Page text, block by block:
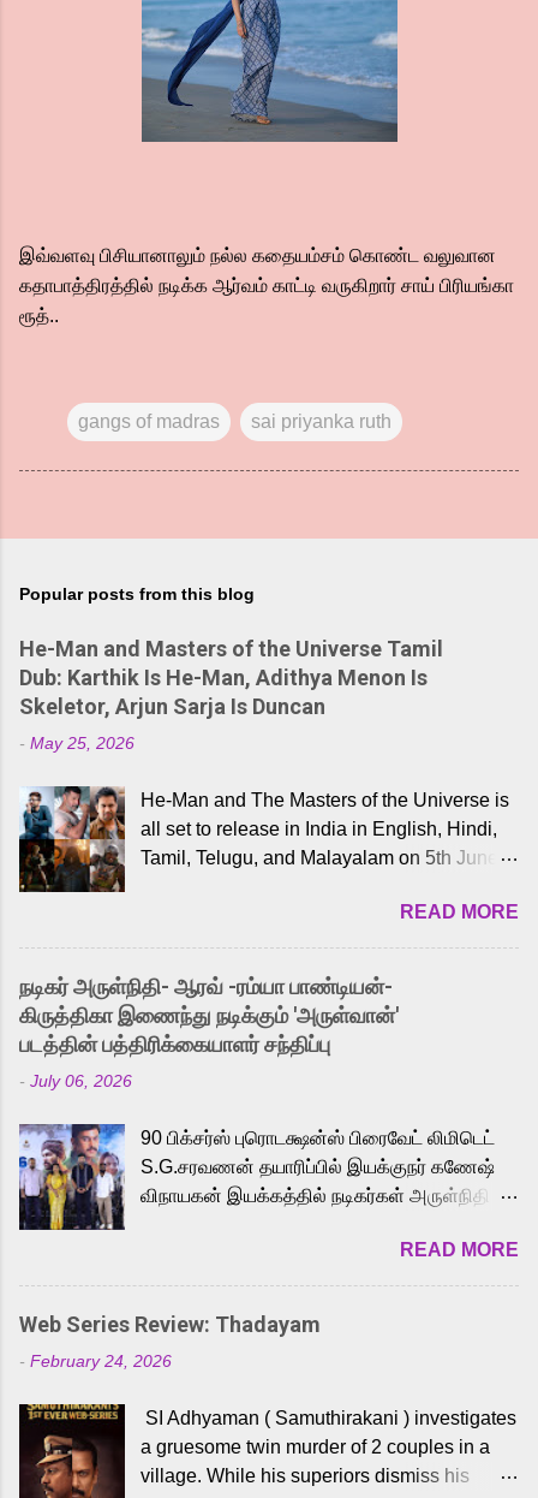
இவ்வளவு பிசியானாலும் நல்ல கதையம்சம் கொண்ட வலுவான
கதாபாத்திரத்தில் நடிக்க ஆர்வம் காட்டி வருகிறார் சாய் பிரியங்கா
ரூத்..
gangs of madras sai priyanka ruth
Popular posts from this blog
He-Man and Masters of the Universe Tamil
Dub: Karthik Is He-Man, Adithya Menon Is
Skeletor, Arjun Sarja Is Duncan
- May 25, 2026
He-Man and The Masters of the Universe is
all set to release in India in English, Hindi,
Tamil, Telugu, and Malayalam on 5th June,
received a lot of love from cult He-Man fans
and offered audiences an exciting glimpse
into the world of Eternia, the recently
released Tamil trailer has also generated
strong excitement among Tamil audiences.
Adding to the growing buzz is the film’s
to the iconic superhero He-Man. Known for
memorable songs like “Behene De” from
Raavan, “Oru Maalai” from Ghajini, and
loved for his versatile voice and strong
command over multiple languages, making
him a strong fit for the legendary character.
cinema, voices the menacing Skeletor
across the Tamil, Malayalam, and Telugu
versions. Joining them is Action King Arjun...
READ MORE
நடிகர் அருள்நிதி- ஆரவ் -ரம்யா பாண்டியன்-
கிருத்திகா இணைந்து நடிக்கும் 'அருள்வான்'
படத்தின் பத்திரிக்கையாளர் சந்திப்பு
- July 06, 2026
90 பிக்சர்ஸ் புரொடக்ஷன்ஸ் பிரைவேட் லிமிடெட்
S.G.சரவணன் தயாரிப்பில் இயக்குநர் கணேஷ்
விநாயகன் இயக்கத்தில் நடிகர்கள் அருள்நிதி -
முக்கிய வேடத்தில் இணைந்து நடித்திருக்கும்
'அருள்வான்' திரைப்படத்தினை
பத்திரிக்கையாளர் சந்திப்பு சென்னையில்
நடைபெற்றது. இயக்குநர் கணேஷ் விநாயகன்
இயக்கத்தில் உருவாகியுள்ள 'அருள்வான்'
வெங்கட், ரம்யா பாண்டியன், வி டி வி கணேஷ் ,
ஜான் விஜய், பேபி கிருத்திகா, 'பருத்திவீரன்'
சரவணன், ஹரிஷ் உத்தமன் உள்ளிட்ட பலர்
READ MORE
Web Series Review: Thadayam
- February 24, 2026
SI Adhyaman ( Samuthirakani ) investigates
a gruesome twin murder of 2 couples in a
village. While his superiors dismiss his